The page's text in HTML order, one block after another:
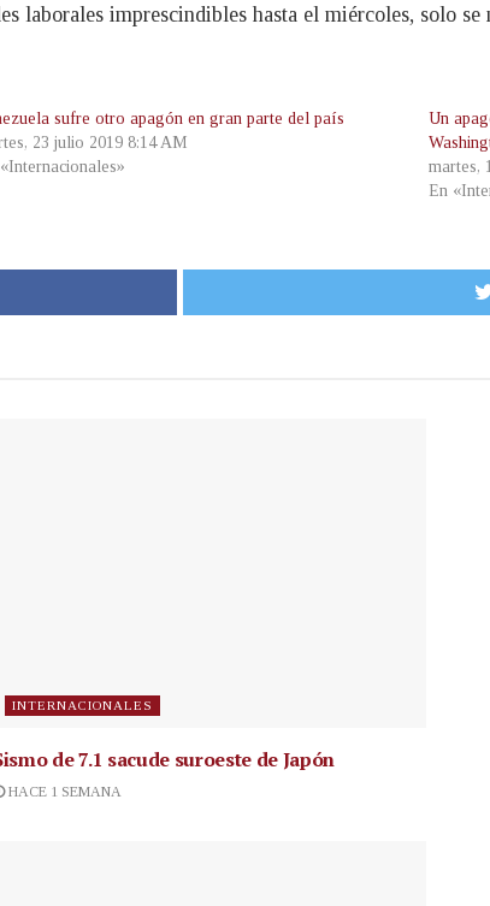
laborales imprescindibles hasta el miércoles, solo
sufre otro apagón en gran parte del país
23 julio 2019 8:14 AM
Un
martes,
En
INTERNACIONALES
de 7.1 sacude suroeste de Japón
HACE 1 SEMANA